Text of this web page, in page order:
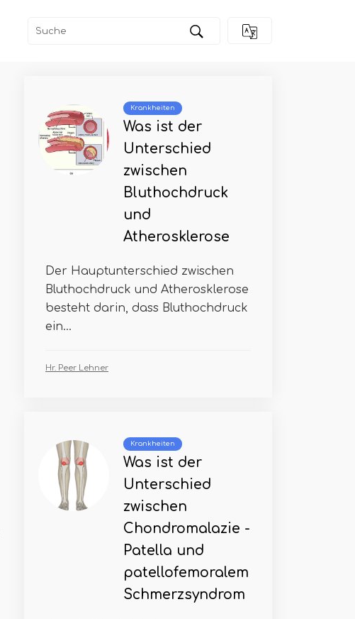
Krankheiten
Was ist der
Unterschied
zwischen
Bluthochdruck
und
Atherosklerose
Der Hauptunterschied zwischen
Bluthochdruck und Atherosklerose
besteht darin, dass Bluthochdruck
ein...
Hr. Peer Lehner
Krankheiten
Was ist der
Unterschied
zwischen
Chondromalazie -
Patella und
patellofemoralem
Schmerzsyndrom